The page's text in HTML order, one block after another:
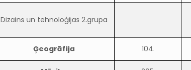
Dizains un tehnoloģijas 2.grupa
Ģeogrāfija 104.